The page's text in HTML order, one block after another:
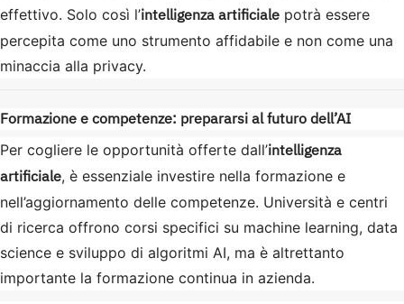
effettivo. Solo così l’intelligenza artificiale potrà essere
percepita come uno strumento affidabile e non come una
minaccia alla privacy.
Formazione e competenze: prepararsi al futuro dell’AI
Per cogliere le opportunità offerte dall’intelligenza
artificiale, è essenziale investire nella formazione e
nell’aggiornamento delle competenze. Università e centri
di ricerca offrono corsi specifici su machine learning, data
science e sviluppo di algoritmi AI, ma è altrettanto
importante la formazione continua in azienda.